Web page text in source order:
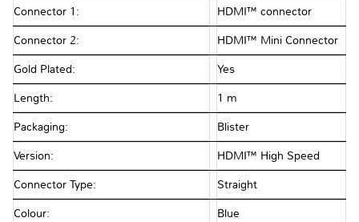
Connector 1: HDMI™ connector
Connector 2: HDMI™ Mini Connector
Gold Plated: Yes
Length: 1 m
Packaging: Blister
Version: HDMI™ High Speed
Connector Type: Straight
Colour: Blue